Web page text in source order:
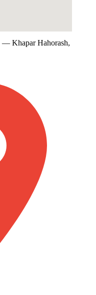
— Khapar Hahorash,